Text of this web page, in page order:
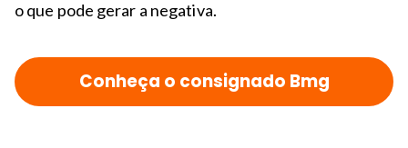
o que pode gerar a negativa.
Conheça o consignado Bmg